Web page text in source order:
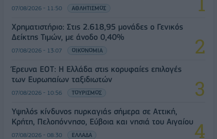
07/08/2026 - 11:50 ΑΘΛΗΤΙΣΜΟΣ
Χρηματιστήριο: Στις 2.618,95 μονάδες ο Γενικός
Δείκτης Τιμών, με άνοδο 0,40%
07/08/2026 - 13:07 ΟΙΚΟΝΟΜΙΑ
Έρευνα ΕΟΤ: Η Ελλάδα στις κορυφαίες επιλογές
των Ευρωπαίων ταξιδιωτών
07/08/2026 - 10:56 ΤΟΥΡΙΣΜΟΣ
Υψηλός κίνδυνος πυρκαγιάς σήμερα σε Αττική,
Κρήτη, Πελοπόννησο, Εύβοια και νησιά του Αιγαίου
07/08/2026 - 08:30 ΕΛΛΑΔΑ